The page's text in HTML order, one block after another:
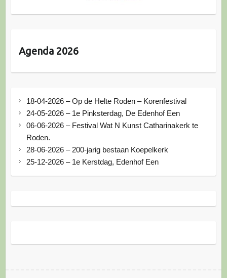
Agenda 2026
18-04-2026 – Op de Helte Roden – Korenfestival
24-05-2026 – 1e Pinksterdag, De Edenhof Een
06-06-2026 – Festival Wat N Kunst Catharinakerk te
Roden.
28-06-2026 – 200-jarig bestaan Koepelkerk
25-12-2026 – 1e Kerstdag, Edenhof Een